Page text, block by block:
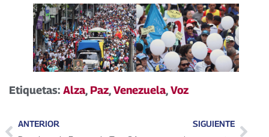
Etiquetas: Alza, Paz,Venezuela,Voz
ANTERIOR SIGUIENTE